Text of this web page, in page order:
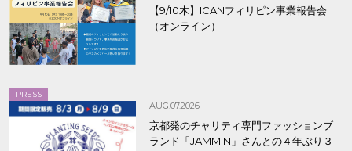
【9/10木】ICANフィリピン事業報告会
（オンライン）
PRESS
AUG.07.2026
京都発のチャリティ専門ファッションブ
ランド「JAMMIN」さんとの４年ぶり３